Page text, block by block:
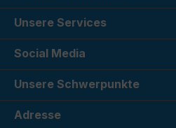
Unsere Services
Social Media
Unsere Schwerpunkte
Adresse